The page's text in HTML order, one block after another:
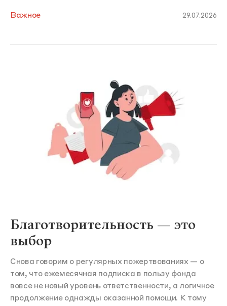
Важное 29.07.2026
Благотворительность — это
выбор
Снова говорим о регулярных пожертвованиях — о
том, что ежемесячная подписка в пользу фонда
вовсе не новый уровень ответственности, а логичное
продолжение однажды оказанной помощи. К тому